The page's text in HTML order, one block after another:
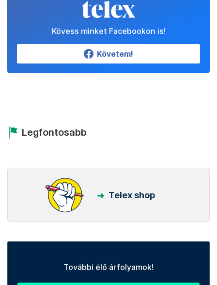
Kövess minket Facebookon is!
Követem!
Legfontosabb
Telex shop
További élő árfolyamok!